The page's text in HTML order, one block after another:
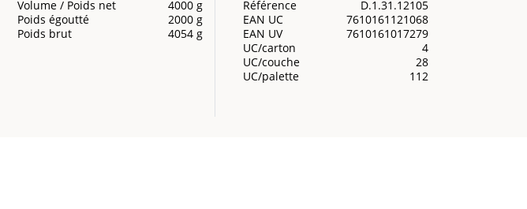
Volume / Poids net
4000 g
Poids égoutté
2000 g
Poids brut
4054 g
Référence
D.1.31.12105
EAN UC
7610161121068
EAN UV
7610161017279
UC/carton
4
UC/couche
28
UC/palette
112